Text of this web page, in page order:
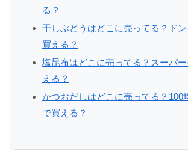
る？
干しぶどうはどこに売ってる？ド
買える？
塩昆布はどこに売ってる？スーパ
える？
かつおだしはどこに売ってる？100
で買える？